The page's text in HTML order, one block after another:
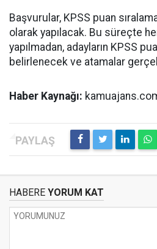
Başvurular, KPSS puan
olarak yapılacak. Bu süreçte
yapılmadan, adayların KPSS
belirlenecek ve atamalar
Haber Kaynağı:
HABERE YORUM KAT